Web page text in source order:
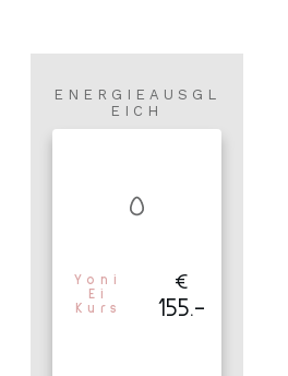
ENERGIEAUSGL
EICH
Yoni
Ei
Kurs
€
155.-